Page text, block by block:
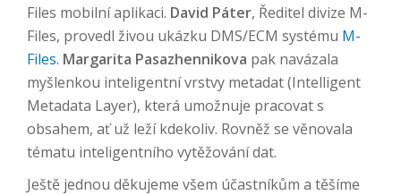
Files mobilní aplikaci. David Páter, Ředitel divize M-
Files, provedl živou ukázku DMS/ECM systému M-
Files. Margarita Pasazhennikova pak navázala
myšlenkou inteligentní vrstvy metadat (Intelligent
Metadata Layer), která umožnuje pracovat s
obsahem, ať už leží kdekoliv. Rovněž se věnovala
tématu inteligentního vytěžování dat.
Ještě jednou děkujeme všem účastníkům a těšíme